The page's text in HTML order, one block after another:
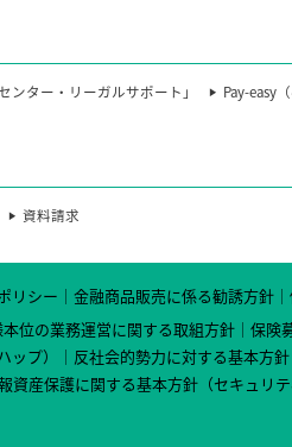
ンター・リーガルサポート」
Pay-easy
資料請求
リシー 金融商品販売に係る勧誘方針
本位の業務運営に関する取組方針
保険
プ）
反社会的勢力に対する基本方針
資産保護に関する基本方針（セキュリテ